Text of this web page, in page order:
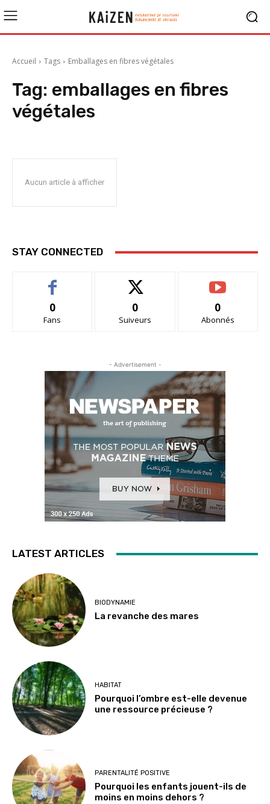
Accueil Tags Emballages en fibres végétales
Tag: emballages en fibres
végétales
Aucun article à afficher
STAY CONNECTED
0
Fans
0
Suiveurs
0
Abonnés
- Advertisement -
LATEST ARTICLES
BIODYNAMIE
La revanche des mares
HABITAT
Pourquoi l’ombre est-elle devenue
une ressource précieuse ?
PARENTALITÉ POSITIVE
Pourquoi les enfants jouent-ils de
moins en moins dehors ?